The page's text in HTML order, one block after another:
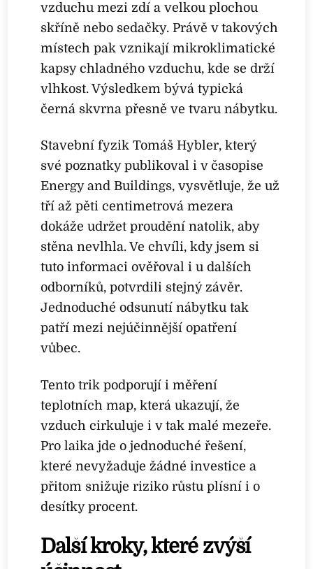
vzduchu mezi zdí a velkou plochou
skříně nebo sedačky. Právě v takových
místech pak vznikají mikroklimatické
kapsy chladného vzduchu, kde se drží
vlhkost. Výsledkem bývá typická
černá skvrna přesně ve tvaru nábytku.
Stavební fyzik Tomáš Hybler, který
své poznatky publikoval i v časopise
Energy and Buildings, vysvětluje, že už
tří až pěti centimetrová mezera
dokáže udržet proudění natolik, aby
stěna nevlhla. Ve chvíli, kdy jsem si
tuto informaci ověřoval i u dalších
odborníků, potvrdili stejný závěr.
Jednoduché odsunutí nábytku tak
patří mezi nejúčinnější opatření
vůbec.
Tento trik podporují i měření
teplotních map, která ukazují, že
vzduch cirkuluje i v tak malé mezeře.
Pro laika jde o jednoduché řešení,
které nevyžaduje žádné investice a
přitom snižuje riziko růstu plísní i o
desítky procent.
Další kroky, které zvýší